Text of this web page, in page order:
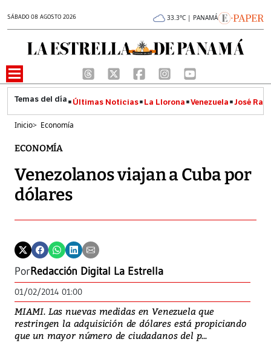
SÁBADO 08 AGOSTO 2026 33.3°C | PANAMÁ
Últimas Noticias La Llorona Venezuela José
Inicio> Economía
ECONOMÍA
Venezolanos viajan a Cuba por
dólares
PorRedacción Digital La Estrella
01/02/2014 01:00
MIAMI. Las nuevas medidas en Venezuela que
restringen la adquisición de dólares está propiciando
que un mayor número de ciudadanos del p...